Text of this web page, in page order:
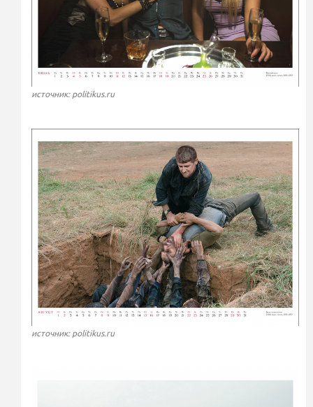
источник: politikus.ru
источник: politikus.ru